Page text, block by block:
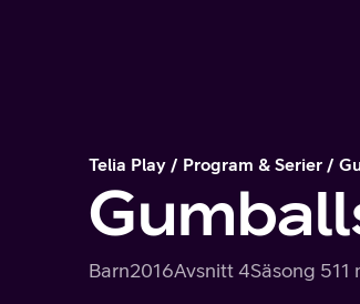
Telia Play Program & Serier
Barn2016Avsnitt 4Säsong 511